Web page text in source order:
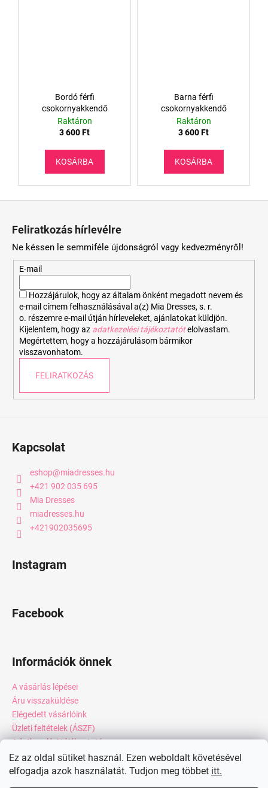
Ez az oldal sütiket használ. Ezen weboldalt követésével
elfogadja azok használatát. Tudjon meg többet itt.
Bordó férfi
csokornyakkendő
Raktáron
3 600 Ft
KOSÁRBA
Barna férfi
csokornyakkendő
Raktáron
3 600 Ft
KOSÁRBA
Feliratkozás hírlevélre
Ne késsen le semmiféle újdonságról vagy kedvezményről!
E-mail
Hozzájárulok, hogy az általam önként megadott nevem és
e-mail címem felhasználásával a(z) Mia Dresses, s. r.
o. részemre e-mail útján hírleveleket, ajánlatokat küldjön.
Kijelentem, hogy az adatkezelési tájékoztatót elolvastam.
Megértettem, hogy a hozzájárulásom bármikor
visszavonhatom.
FELIRATKOZÁS
Kapcsolat
eshop@miadresses.hu
+421 902 035 695
Mia Dresses
miadresses.hu
+421902035695
Instagram
Facebook
Információk önnek
A vásárlás lépései
Áru visszaküldése
Elégedett vásárlóink
Üzleti feltételek (ÁSZF)
Adatkezelési tájékoztató
Webáruház értékelése
Kapcsolat